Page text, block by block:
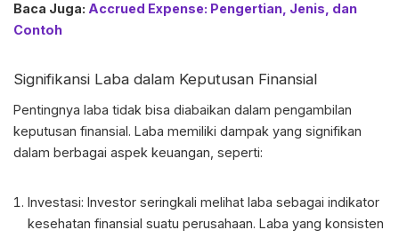
Baca Juga: Accrued Expense: Pengertian, Jenis, dan
Contoh
Signifikansi Laba dalam Keputusan Finansial
Pentingnya laba tidak bisa diabaikan dalam pengambilan
keputusan finansial. Laba memiliki dampak yang signifikan
dalam berbagai aspek keuangan, seperti:
Investasi: Investor seringkali melihat laba sebagai indikator
kesehatan finansial suatu perusahaan. Laba yang konsisten